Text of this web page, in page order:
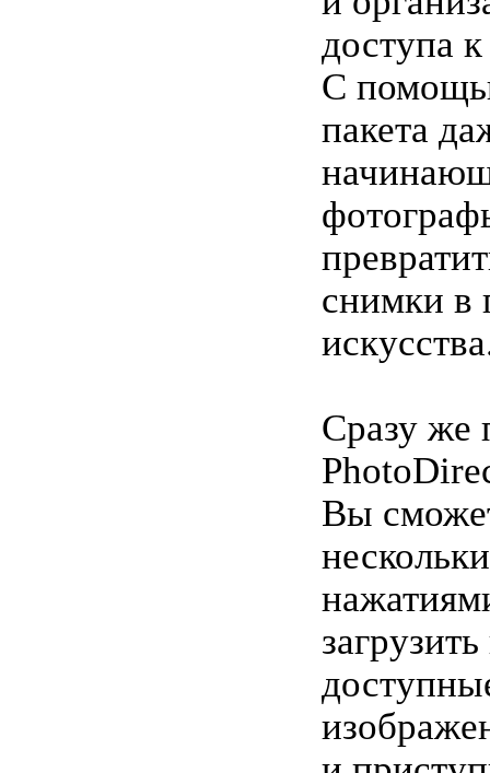
доступа
С
пакета
снимки в
Сразу же
Вы